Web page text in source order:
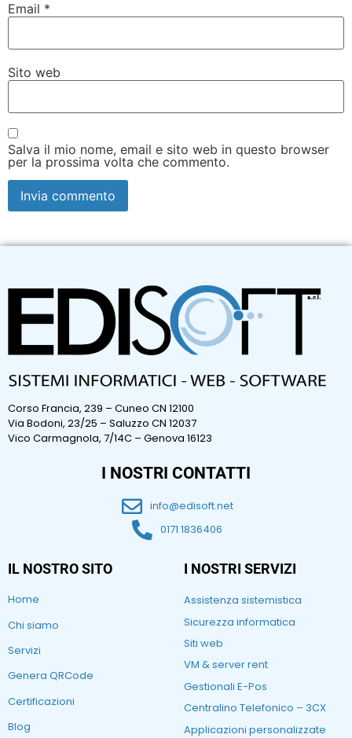
Email *
Sito web
Salva il mio nome, email e sito web in questo browser
per la prossima volta che commento.
Corso Francia, 239 – Cuneo CN 12100
Via Bodoni, 23/25 – Saluzzo CN 12037
Vico Carmagnola, 7/14C – Genova 16123
I NOSTRI CONTATTI
info@edisoft.net
0171 1836406
IL NOSTRO SITO
Home
Chi siamo
Servizi
Genera QRCode
Certificazioni
Blog
I NOSTRI SERVIZI
Assistenza sistemistica
Sicurezza informatica
Siti web
VM & server rent
Gestionali E-Pos
Centralino Telefonico – 3CX
Applicazioni personalizzate